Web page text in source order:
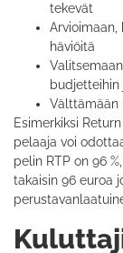
tekevät
Arvioimaan,
häviöitä
budjetteihin
Välttämään
Esimerkiksi
pelaaja voi
pelin RTP on 96
takaisin 96 euroa